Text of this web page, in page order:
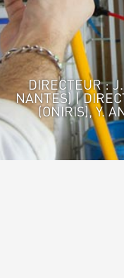
DIRECTEUR :
NANTES) |
(ONIRIS), Y.
Accueil